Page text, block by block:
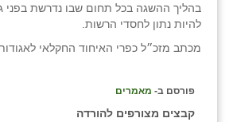
בהליך ההשגה בכל תחום שבו נדרשת בפני
להיות נתון לחסדי הרשות.
מכתב מזכ״ל כפרי האיחוד החקלאי
פורסם ב- מאמרים
קבצים מצורפים להורדה